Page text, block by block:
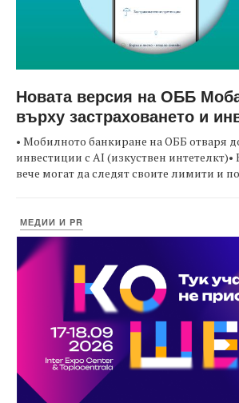
Новата версия на ОББ
върху застраховането и
• Мобилното банкиране на ОББ отваря
инвестиции с AI (изкуствен
вече могат да следят своите лимити и
МЕДИИ И PR